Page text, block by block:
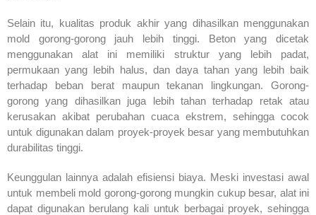
Selain itu, kualitas produk akhir yang dihasilkan menggunakan
mold gorong-gorong jauh lebih tinggi. Beton yang dicetak
menggunakan alat ini memiliki struktur yang lebih padat,
permukaan yang lebih halus, dan daya tahan yang lebih baik
terhadap beban berat maupun tekanan lingkungan. Gorong-
gorong yang dihasilkan juga lebih tahan terhadap retak atau
kerusakan akibat perubahan cuaca ekstrem, sehingga cocok
untuk digunakan dalam proyek-proyek besar yang membutuhkan
durabilitas tinggi.
Keunggulan lainnya adalah efisiensi biaya. Meski investasi awal
untuk membeli mold gorong-gorong mungkin cukup besar, alat ini
dapat digunakan berulang kali untuk berbagai proyek, sehingga